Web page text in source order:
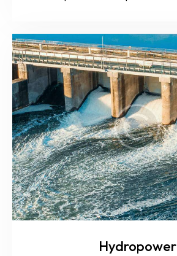
Hydropower